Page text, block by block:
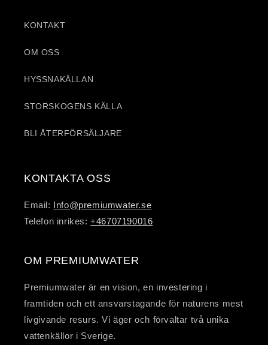
KONTAKT
OM OSS
HYSSNAKÄLLAN
STORSKOGENS KÄLLA
BLI ÅTERFÖRSÄLJARE
KONTAKTA OSS
Email: Info@premiumwater.se
Telefon inrikes:+46707190016
OM PREMIUMWATER
Premiumwater är en vision, en investering i
framtiden och ett ansvarstagande för naturens mest
livgivande resurs. Vi äger och förvaltar två unika
vattenkällor i Sverige.